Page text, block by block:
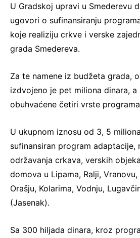
U Gradskoj upravi u Smederevu
ugovori o sufinansiranju
koje realiziju crkve i verske
grada Smedereva.
Za te namene iz budžeta grada,
izdvojeno je pet miliona dinara, a
obuhvaćene četiri vrste
U ukupnom iznosu od 3, 5
sufinansiran program adaptacije,
održavanja crkava, verskih
domova u Lipama, Ralji,
Orašju, Kolarima, Vodnju,
(Jasenak).
Sa 300 hiljada dinara, kroz